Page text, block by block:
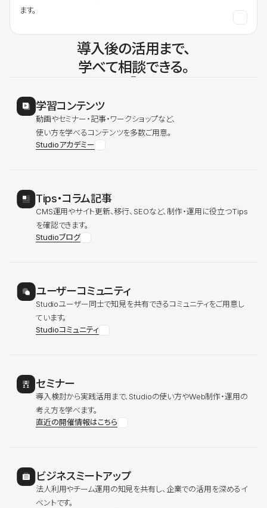
ます。
導入後の活用まで、
学べて相談できる。
学習コンテンツ
動画やセミナー・記事・ワークショップなど、
使い方を学べるコンテンツを多数ご用意。
Studioアカデミー
Tips・コラム記事
CMS運用やサイト更新、移行、SEOなど、制作・運用に役立つTips
を確認できます。
Studioブログ
ユーザーコミュニティ
Studioユーザー同士で知見を共有できるコミュニティをご用意し
ています。
Studioコミュニティ
セミナー
導入検討から実践活用まで、Studioの使い方やWeb制作・運用の
考え方を学べます。
直近の開催情報はこちら
ビジネスミートアップ
法人利用やチーム運用の知見を共有し、企業での活用を深めるイ
ベントです。